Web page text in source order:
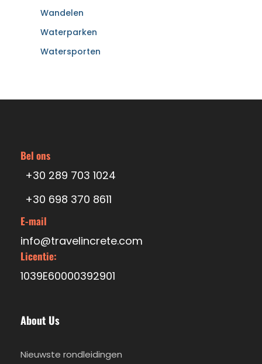
Wandelen
Waterparken
Watersporten
Bel ons
+30 289 703 1024
+30 698 370 8611
E-mail
info@travelincrete.com
Licentie:
1039E60000392901
About Us
Nieuwste rondleidingen